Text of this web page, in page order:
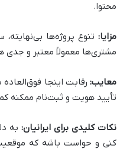
محتوا.
مزایا: تنوع پروژه‌ها
مشتری‌ها معمولاً معتبر و جدی
معایب: رقابت اینجا
تأیید هویت و ثبت‌نام ممکنه
نکات کلیدی برای ایرانیان:
کنی و حواست باشه که موقعیت